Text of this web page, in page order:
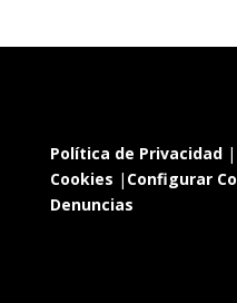
Política de Privacidad|
Cookies | Configurar
Denuncias